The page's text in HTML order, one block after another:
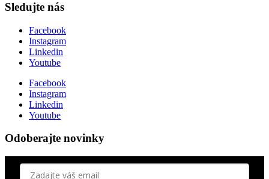
Sledujte nás
Facebook
Instagram
Linkedin
Youtube
Facebook
Instagram
Linkedin
Youtube
Odoberajte novinky